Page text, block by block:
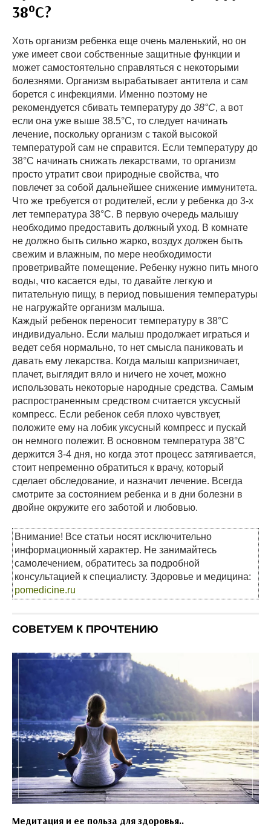
38°С?
Хоть организм ребенка еще очень маленький, но он
уже имеет свои собственные защитные функции и
может самостоятельно справляться с некоторыми
болезнями. Организм вырабатывает антитела и сам
борется с инфекциями. Именно поэтому не
рекомендуется сбивать температуру до 38°С, а вот
если она уже выше 38.5°С, то следует начинать
лечение, поскольку организм с такой высокой
температурой сам не справится. Если температуру до
38°С начинать снижать лекарствами, то организм
просто утратит свои природные свойства, что
повлечет за собой дальнейшее снижение иммунитета.
Что же требуется от родителей, если у ребенка до 3-х
лет температура 38°С. В первую очередь малышу
необходимо предоставить должный уход. В комнате
не должно быть сильно жарко, воздух должен быть
свежим и влажным, по мере необходимости
проветривайте помещение. Ребенку нужно пить много
воды, что касается еды, то давайте легкую и
питательную пищу, в период повышения температуры
не нагружайте организм малыша.
Каждый ребенок переносит температуру в 38°С
индивидуально. Если малыш продолжает играться и
ведет себя нормально, то нет смысла паниковать и
давать ему лекарства. Когда малыш капризничает,
плачет, выглядит вяло и ничего не хочет, можно
использовать некоторые народные средства. Самым
распространенным средством считается уксусный
компресс. Если ребенок себя плохо чувствует,
положите ему на лобик уксусный компресс и пускай
он немного полежит. В основном температура 38°С
держится 3-4 дня, но когда этот процесс затягивается,
стоит непременно обратиться к врачу, который
сделает обследование, и назначит лечение. Всегда
смотрите за состоянием ребенка и в дни болезни в
двойне окружите его заботой и любовью.
Внимание! Все статьи носят исключительно
информационный характер. Не занимайтесь
самолечением, обратитесь за подробной
консультацией к специалисту. Здоровье и медицина:
pomedicine.ru
СОВЕТУЕМ К ПРОЧТЕНИЮ
Медитация и ее польза для здоровья..